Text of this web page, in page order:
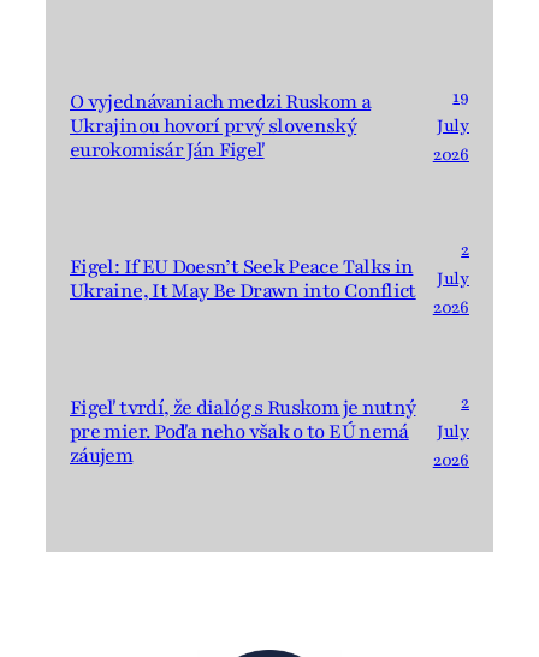
O vyjednávaniach medzi Ruskom a
Ukrajinou hovorí prvý slovenský
eurokomisár Ján Figeľ
19
July
2026
Figel: If EU Doesn’t Seek Peace Talks in
Ukraine, It May Be Drawn into Conflict
2
July
2026
Figeľ tvrdí, že dialóg s Ruskom je nutný
pre mier. Podľa neho však o to EÚ nemá
záujem
2
July
2026